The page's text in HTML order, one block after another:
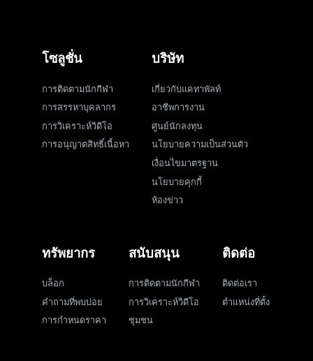
โซลูชั่น
การติดตามนักกีฬา
การสรรหาบุคลากร
การวิเคราะห์วิดีโอ
การอนุญาตสิทธิ์เนื้อหา
บริษัท
เกี่ยวกับแคทาพัลท์
อาชีพการงาน
ศูนย์นักลงทุน
นโยบายความเป็นส่วนตัว
เงื่อนไขมาตรฐาน
นโยบายคุกกี้
ห้องข่าว
ทรัพยากร
บล็อก
คำถามที่พบบ่อย
การกำหนดราคา
สนับสนุน
การติดตามนักกีฬา
การวิเคราะห์วิดีโอ
ชุมชน
ติดต่อ
ติดต่อเรา
ตำแหน่งที่ตั้ง